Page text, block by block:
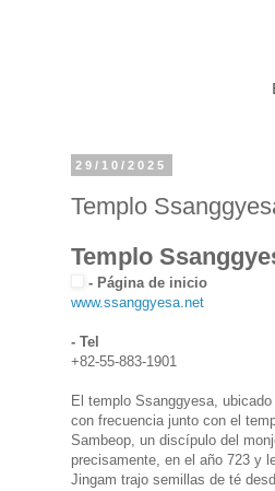
29/10/2025
Templo
Templo
- Página de inicio
www.ssanggyesa.net
- Tel
+82-55-883-1901
El templo Ssanggyesa,
con frecuencia junto con el
Sambeop, un discípulo del
precisamente, en el año 723 y
Jingam trajo semillas de té